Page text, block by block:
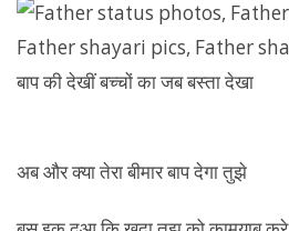
अब और क्या तेरा बीमार बाप देगा तुझे